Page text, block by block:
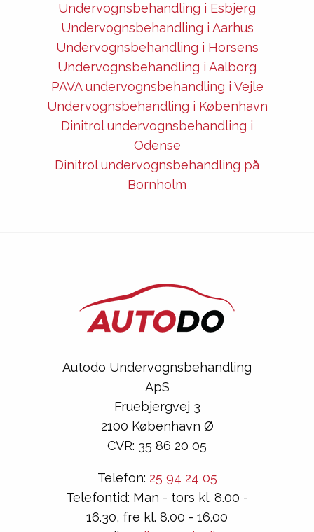
Undervognsbehandling i Esbjerg
Undervognsbehandling i Aarhus
Undervognsbehandling i Horsens
Undervognsbehandling i Aalborg
PAVA undervognsbehandling i Vejle
Undervognsbehandling i København
Dinitrol undervognsbehandling i
Odense
Dinitrol undervognsbehandling på
Bornholm
Autodo Undervognsbehandling
ApS
Fruebjergvej 3
2100 København Ø
CVR: 35 86 20 05
Telefon: 25 94 24 05
Telefontid: Man - tors kl. 8.00 -
16.30, fre kl. 8.00 - 16.00